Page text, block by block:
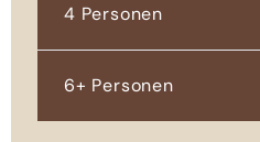
4 Personen
6+ Personen